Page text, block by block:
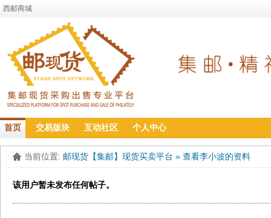
西邮商城
首页 交易版块 互动社区 个人中心
当前位置: 邮现货【集邮】现货买卖平台 » 查看李小波的资料
该用户暂未发布任何帖子。